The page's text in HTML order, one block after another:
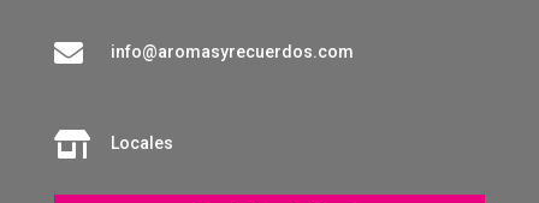
 info@aromasyrecuerdos.com
 Locales